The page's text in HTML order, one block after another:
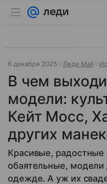
6 декабря 2025 Леди Mail
В чем
модели:
Кейт Мосс,
других
Красивые, радостные
обаятельные,
одежде. А уж их